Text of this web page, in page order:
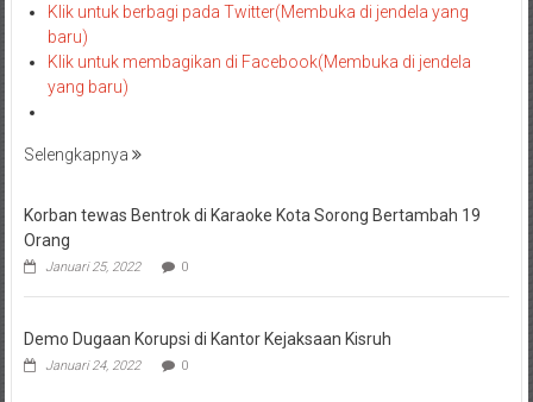
Klik untuk berbagi pada Twitter(Membuka di jendela yang
baru)
Klik untuk membagikan di Facebook(Membuka di jendela
yang baru)
Selengkapnya
Korban tewas Bentrok di Karaoke Kota Sorong Bertambah 19
Orang
Januari 25, 2022 0
Demo Dugaan Korupsi di Kantor Kejaksaan Kisruh
Januari 24, 2022 0